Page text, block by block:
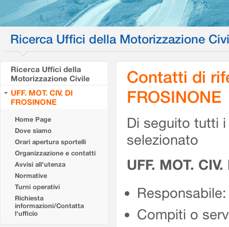
Ricerca Uffici della Motorizzazione
Ricerca Uffici della
Motorizzazione Civile
UFF. MOT. CIV. DI
FROSINONE
Home Page
Dove siamo
Orari apertura sportelli
Organizzazione e contatti
Avvisi all'utenza
Normative
Turni operativi
Richiesta
informazioni/Contatta
l'ufficio
Contatti di
FROSINONE
Di seguito tutti
selezionato
UFF. MOT.
Compiti o